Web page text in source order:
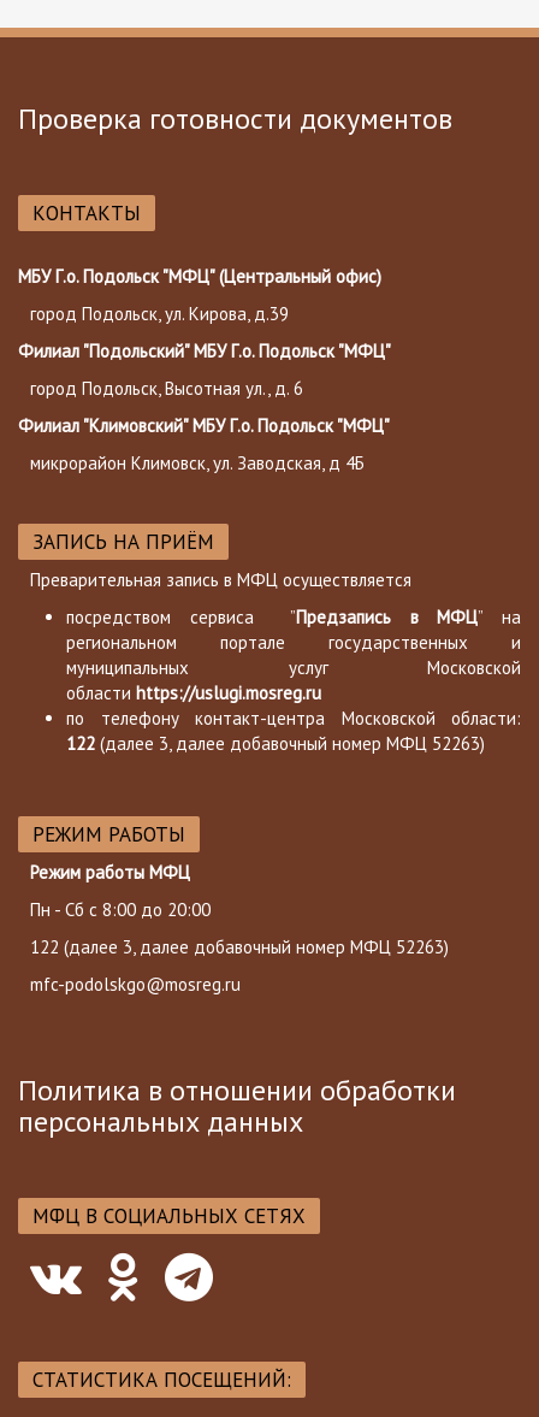
Проверка готовности документов
КОНТАКТЫ
МБУ Г.о. Подольск "МФЦ" (Центральный офис)
город Подольск, ул. Кирова, д.39
Филиал "Подольский" МБУ Г.о. Подольск "МФЦ"
город Подольск, Высотная ул., д. 6
Филиал "Климовский" МБУ Г.о. Подольск "МФЦ"
микрорайон Климовск, ул. Заводская, д 4Б
ЗАПИСЬ НА ПРИЁМ
Преварительная запись в МФЦ осуществляется
посредством сервиса ”Предзапись в МФЦ” на
региональном портале государственных и
муниципальных услуг Московской
области https://uslugi.mosreg.ru
по телефону контакт-центра Московской области:
122 (далее 3, далее добавочный номер МФЦ 52263)
РЕЖИМ РАБОТЫ
Режим работы МФЦ
Пн - Сб с 8:00 до 20:00
122 (далее 3, далее добавочный номер МФЦ 52263)
mfc-podolskgo@mosreg.ru
Политика в отношении обработки
персональных данных
МФЦ В СОЦИАЛЬНЫХ СЕТЯХ
СТАТИСТИКА ПОСЕЩЕНИЙ: